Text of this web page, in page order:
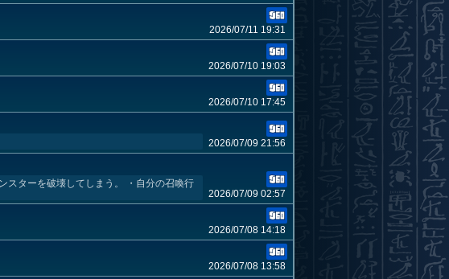
2026/07/11 19:31
2026/07/10 19:03
2026/07/10 17:45
2026/07/09 21:56
ターを破壊してしまう。 ・自分の召喚行
2026/07/09 02:57
2026/07/08 14:18
2026/07/08 13:58